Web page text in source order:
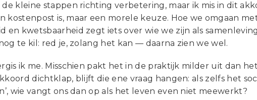
de kleine stappen richting verbetering, maar ik mis in dit
kostenpost is, maar een morele keuze. Hoe we omgaan
en kwetsbaarheid zegt iets over wie we zijn als
te kil: red je, zolang het kan — daarna zien we wel.
ik me. Misschien pakt het in de praktijk milder uit dan
dichtklap, blijft die ene vraag hangen: als zelfs het
wie vangt ons dan op als het leven even niet meewerkt?